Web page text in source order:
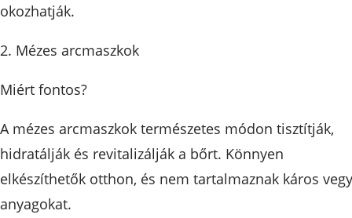
okozhatják.
2. Mézes arcmaszkok
Miért fontos?
A mézes arcmaszkok természetes módon tisztítják,
hidratálják és revitalizálják a bőrt. Könnyen
elkészíthetők otthon, és nem tartalmaznak káros
anyagokat.